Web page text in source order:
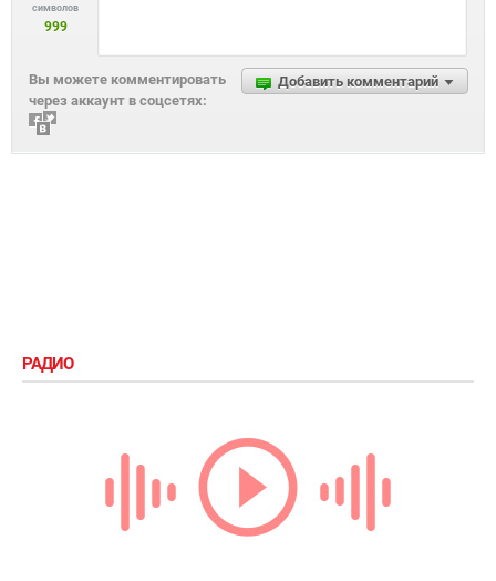
символов
999
Добавить комментарий
Вы можете комментировать
через аккаунт в соцсетях:
РАДИО